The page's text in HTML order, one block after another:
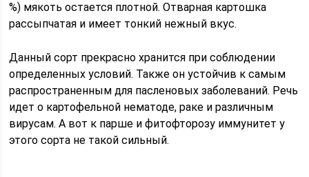
%) мякоть остается плотной. Отварная картошка
рассыпчатая и имеет тонкий нежный вкус.
Данный сорт прекрасно хранится при соблюдении
определенных условий. Также он устойчив к самым
распространенным для пасленовых заболеваний. Речь
идет о картофельной нематоде, раке и различным
вирусам. А вот к парше и фитофторозу иммунитет у
этого сорта не такой сильный.